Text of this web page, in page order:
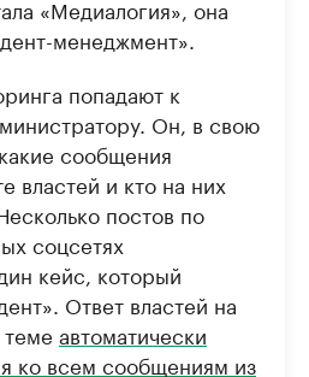
«Медиалогия», она
менеджмент».
попадают к
Он, в свою
сообщения
властей и кто на них
постов по
соцсетях
кейс, который
Ответ властей на
автоматически
ко всем сообщениям из